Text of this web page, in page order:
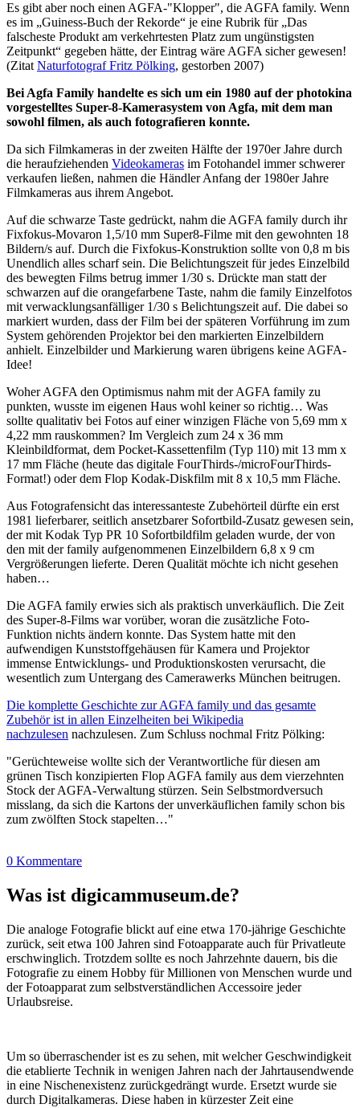
Es gibt aber noch einen AGFA-"Klopper", die AGFA family. Wenn
es im „Guiness-Buch der Rekorde“ je eine Rubrik für „Das
falscheste Produkt am verkehrtesten Platz zum ungünstigsten
Zeitpunkt“ gegeben hätte, der Eintrag wäre AGFA sicher gewesen!
(Zitat Naturfotograf Fritz Pölking, gestorben 2007)
Bei Agfa Family handelte es sich um ein 1980 auf der photokina
vorgestelltes Super-8-Kamerasystem von Agfa, mit dem man
sowohl filmen, als auch fotografieren konnte.
Da sich Filmkameras in der zweiten Hälfte der 1970er Jahre durch
die heraufziehenden Videokameras im Fotohandel immer schwerer
verkaufen ließen, nahmen die Händler Anfang der 1980er Jahre
Filmkameras aus ihrem Angebot.
Auf die schwarze Taste gedrückt, nahm die AGFA family durch ihr
Fixfokus-Movaron 1,5/10 mm Super8-Filme mit den gewohnten 18
Bildern/s auf. Durch die Fixfokus-Konstruktion sollte von 0,8 m bis
Unendlich alles scharf sein. Die Belichtungszeit für jedes Einzelbild
des bewegten Films betrug immer 1/30 s. Drückte man statt der
schwarzen auf die orangefarbene Taste, nahm die family Einzelfotos
mit verwacklungsanfälliger 1/30 s Belichtungszeit auf. Die dabei so
markiert wurden, dass der Film bei der späteren Vorführung im zum
System gehörenden Projektor bei den markierten Einzelbildern
anhielt. Einzelbilder und Markierung waren übrigens keine AGFA-
Idee!
Woher AGFA den Optimismus nahm mit der AGFA family zu
punkten, wusste im eigenen Haus wohl keiner so richtig… Was
sollte qualitativ bei Fotos auf einer winzigen Fläche von 5,69 mm x
4,22 mm rauskommen? Im Vergleich zum 24 x 36 mm
Kleinbildformat, dem Pocket-Kassettenfilm (Typ 110) mit 13 mm x
17 mm Fläche (heute das digitale FourThirds-/microFourThirds-
Format!) oder dem Flop Kodak-Diskfilm mit 8 x 10,5 mm Fläche.
Aus Fotografensicht das interessanteste Zubehörteil dürfte ein erst
1981 lieferbarer, seitlich ansetzbarer Sofortbild-Zusatz gewesen sein,
der mit Kodak Typ PR 10 Sofortbildfilm geladen wurde, der von
den mit der family aufgenommenen Einzelbildern 6,8 x 9 cm
Vergrößerungen lieferte. Deren Qualität möchte ich nicht gesehen
haben…
Die AGFA family erwies sich als praktisch unverkäuflich. Die Zeit
des Super-8-Films war vorüber, woran die zusätzliche Foto-
Funktion nichts ändern konnte. Das System hatte mit den
aufwendigen Kunststoffgehäusen für Kamera und Projektor
immense Entwicklungs- und Produktionskosten verursacht, die
wesentlich zum Untergang des Camerawerks München beitrugen.
Die komplette Geschichte zur AGFA family und das gesamte
Zubehör ist in allen Einzelheiten bei Wikipedia
nachzulesen nachzulesen. Zum Schluss nochmal Fritz Pölking:
"Gerüchteweise wollte sich der Verantwortliche für diesen am
grünen Tisch konzipierten Flop AGFA family aus dem vierzehnten
Stock der AGFA-Verwaltung stürzen. Sein Selbstmordversuch
misslang, da sich die Kartons der unverkäuflichen family schon bis
zum zwölften Stock stapelten…"
0 Kommentare
Was ist digicammuseum.de?
Die analoge Fotografie blickt auf eine etwa 170-jährige Geschichte
zurück, seit etwa 100 Jahren sind Fotoapparate auch für Privatleute
erschwinglich. Trotzdem sollte es noch Jahrzehnte dauern, bis die
Fotografie zu einem Hobby für Millionen von Menschen wurde und
der Fotoapparat zum selbstverständlichen Accessoire jeder
Urlaubsreise.
Um so überraschender ist es zu sehen, mit welcher Geschwindigkeit
die etablierte Technik in wenigen Jahren nach der Jahrtausendwende
in eine Nischenexistenz zurückgedrängt wurde. Ersetzt wurde sie
durch Digitalkameras. Diese haben in kürzester Zeit eine